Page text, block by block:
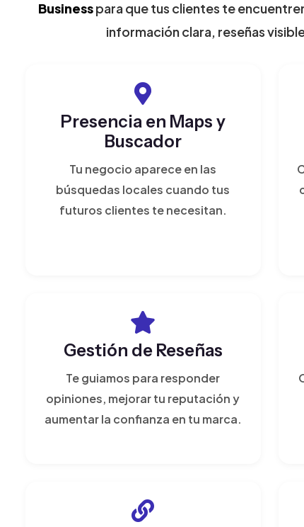
Businesspara que tus clientes te
información clara, reseñas
Presencia en Maps y
Buscador
Tu negocio aparece en las
búsquedas locales cuando tus
futuros clientes te necesitan.
Gestión de Reseñas
Te guiamos para responder
opiniones, mejorar tu reputación y
aumentar la confianza en tu marca.